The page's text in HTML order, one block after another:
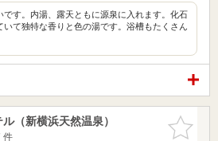
です。内湯、露天ともに源泉に入れます。化石
いて独特な香りと色の湯です。浴槽もたくさん
お気に入
りに追加
（新横浜天然温泉）
件